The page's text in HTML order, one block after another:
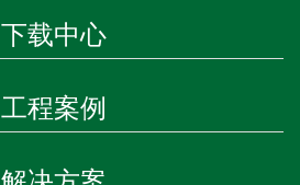
下载中心
工程案例